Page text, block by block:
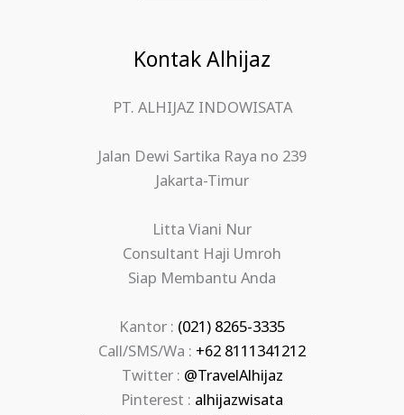
Kontak Alhijaz
PT. ALHIJAZ INDOWISATA
Jalan Dewi Sartika Raya no 239
Jakarta-Timur
Litta Viani Nur
Consultant Haji Umroh
Siap Membantu Anda
Kantor : (021) 8265-3335
Call/SMS/Wa : +62 8111341212
Twitter : @TravelAlhijaz
Pinterest : alhijazwisata